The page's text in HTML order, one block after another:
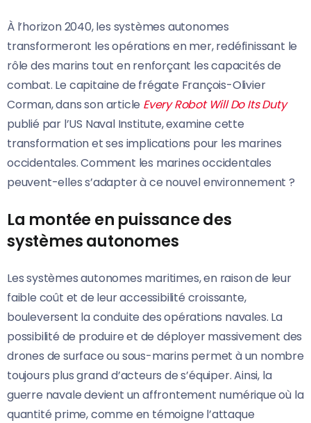
À l’horizon 2040, les systèmes autonomes
transformeront les opérations en mer, redéfinissant le
rôle des marins tout en renforçant les capacités de
combat. Le capitaine de frégate François-Olivier
Corman, dans son article Every Robot Will Do Its Duty
publié par l’US Naval Institute, examine cette
transformation et ses implications pour les marines
occidentales. Comment les marines occidentales
peuvent-elles s’adapter à ce nouvel environnement ?
La montée en puissance des
systèmes autonomes
Les systèmes autonomes maritimes, en raison de leur
faible coût et de leur accessibilité croissante,
bouleversent la conduite des opérations navales. La
possibilité de produire et de déployer massivement des
drones de surface ou sous-marins permet à un nombre
toujours plus grand d’acteurs de s’équiper. Ainsi, la
guerre navale devient un affrontement numérique où la
quantité prime, comme en témoigne l’attaque